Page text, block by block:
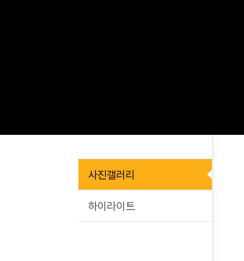
사진갤러리
하이라이트